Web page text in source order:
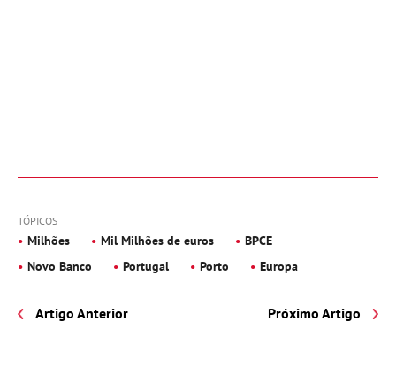
TÓPICOS
Milhões Mil Milhões de euros
BPCE
Novo Banco
Portugal Porto Europa
Artigo Anterior Próximo Artigo